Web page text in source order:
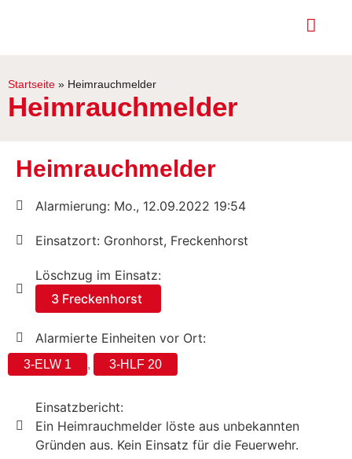
Startseite » Heimrauchmelder
Heimrauchmelder
Heimrauchmelder
Alarmierung: Mo., 12.09.2022 19:54
Einsatzort: Gronhorst, Freckenhorst
Löschzug im Einsatz:
3 Freckenhorst
Alarmierte Einheiten vor Ort:
3-ELW 1 , 3-HLF 20
Einsatzbericht:
Ein Heimrauchmelder löste aus unbekannten
Gründen aus. Kein Einsatz für die Feuerwehr.